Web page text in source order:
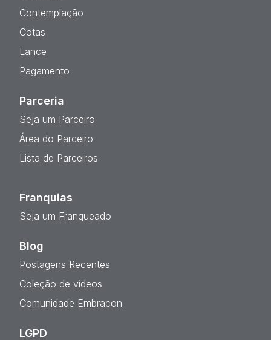
Contemplação
Cotas
Lance
Pagamento
Parceria
Seja um Parceiro
Área do Parceiro
Lista de Parceiros
Franquias
Seja um Franqueado
Blog
Postagens Recentes
Coleção de vídeos
Comunidade Embracon
LGPD